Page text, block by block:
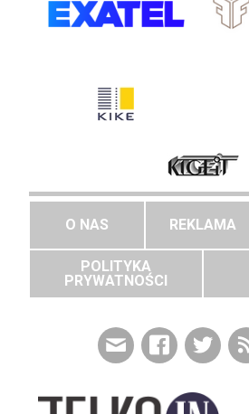
O NAS REKLAMA
POLITYKA
PRYWATNOŚCI